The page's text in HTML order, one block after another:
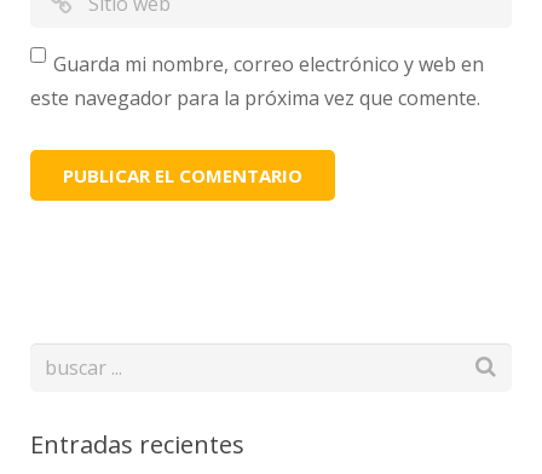
Guarda mi nombre, correo electrónico y web en
este navegador para la próxima vez que comente.
Entradas recientes